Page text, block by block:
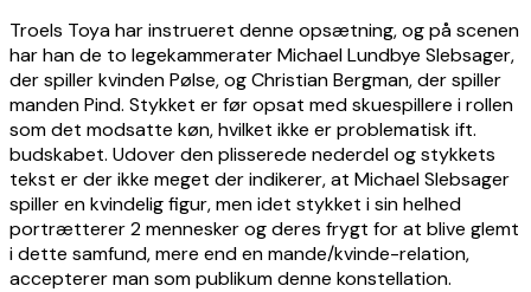
Troels Toya har instrueret denne opsætning, og på scenen
har han de to legekammerater Michael Lundbye Slebsager,
der spiller kvinden Pølse, og Christian Bergman, der spiller
manden Pind. Stykket er før opsat med skuespillere i rollen
som det modsatte køn, hvilket ikke er problematisk ift.
budskabet. Udover den plisserede nederdel og stykkets
tekst er der ikke meget der indikerer, at Michael Slebsager
spiller en kvindelig figur, men idet stykket i sin helhed
portrætterer 2 mennesker og deres frygt for at blive glemt
i dette samfund, mere end en mande/kvinde-relation,
accepterer man som publikum denne konstellation.